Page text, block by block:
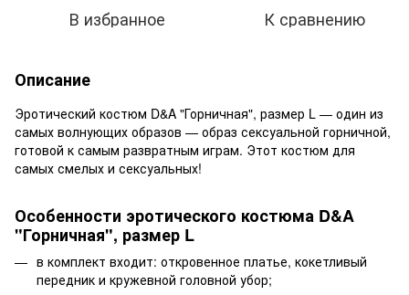
В избранное К сравнению
Описание
Эротический костюм D&A "Горничная", размер L — один из
самых волнующих образов — образ сексуальной горничной,
готовой к самым развратным играм. Этот костюм для
самых смелых и сексуальных!
Особенности эротического костюма D&A
"Горничная", размер L
в комплект входит: откровенное платье, кокетливый
передник и кружевной головной убор;